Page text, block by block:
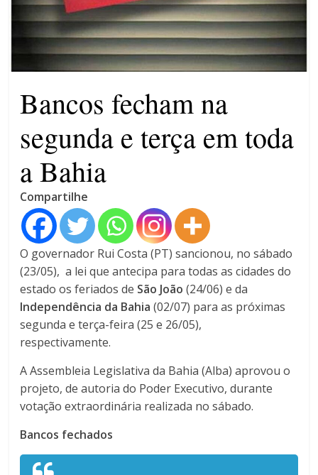
O patrimônio dos candidatos
CNJ acaba com aposentadoria
compulsória como punição
máxima para magistrados
Bancos fecham na
segunda e terça em toda
a Bahia
Compartilhe
O governador Rui Costa (PT) sancionou, no sábado
(23/05), a lei que antecipa para todas as cidades do
estado os feriados de São João (24/06) e da
Independência da Bahia (02/07) para as próximas
segunda e terça-feira (25 e 26/05),
respectivamente.
A Assembleia Legislativa da Bahia (Alba) aprovou o
projeto, de autoria do Poder Executivo, durante
votação extraordinária realizada no sábado.
Bancos fechados